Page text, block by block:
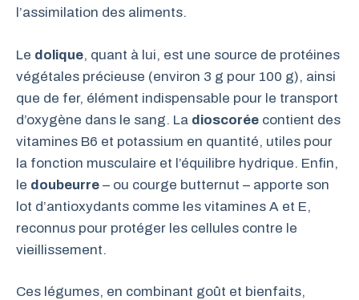
l’assimilation des aliments.
Le dolique, quant à lui, est une source de protéines
végétales précieuse (environ 3 g pour 100 g), ainsi
que de fer, élément indispensable pour le transport
d’oxygène dans le sang. La dioscorée contient des
vitamines B6 et potassium en quantité, utiles pour
la fonction musculaire et l’équilibre hydrique. Enfin,
le doubeurre – ou courge butternut – apporte son
lot d’antioxydants comme les vitamines A et E,
reconnus pour protéger les cellules contre le
vieillissement.
Ces légumes, en combinant goût et bienfaits,